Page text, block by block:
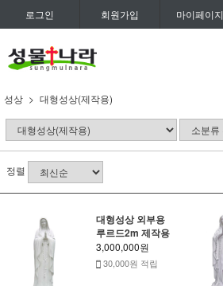
로그인 회원가입 마이페이지
성상 대형성상(제작용)
정렬
대형성상 외부용
루르드2m 제작용
3,000,000원
30,000원 적립